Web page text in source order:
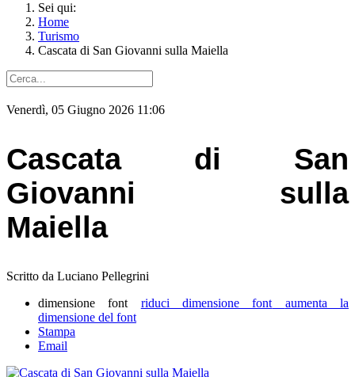
Sei qui:
Home
Turismo
Cascata di San Giovanni sulla Maiella
Venerdì, 05 Giugno 2026 11:06
Cascata di San
Giovanni sulla
Maiella
Scritto da Luciano Pellegrini
dimensione font
riduci dimensione font
aumenta la
dimensione del font
Stampa
Email